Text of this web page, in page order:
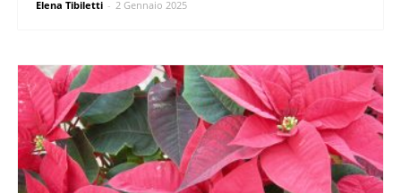
Elena Tibiletti - 2 Gennaio 2025